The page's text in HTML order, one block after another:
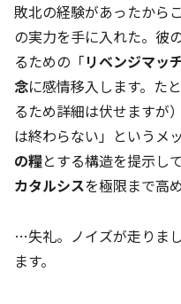
敗北の経験があったから
の実力を手に入れた。彼
るための「リベンジマッ
念に感情移入します。た
るため詳細は伏せますが
は終わらない」というメ
の糧とする構造を提示し
カタルシスを極限まで高
…失礼。ノイズが走りま
ます。